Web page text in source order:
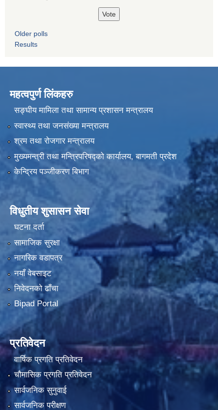
Older polls
Results
महत्वपुर्ण लिंकहरु
सङ्घीय मामिला तथा सामान्य प्रशासन मन्त्रालय
स्वास्थ्य तथा जनसंख्या मन्त्रालय
श्रम तथा रोजगार मन्त्रालय
मुख्यमन्त्री तथा मन्त्रिपरिषद्को कार्यालय, बागमती प्रदेश
केन्द्रिय पञ्जीकरण बिभाग
विधुतीय शुसासन सेवा
घटना दर्ता
सामाजिक सुरक्षा
नागरिक वडापत्र
नयाँ वेबसाइट
निवेदनको ढाँचा
Bipad Portal
प्रतिवेदन
वार्षिक प्रगति प्रतिवेदन
चौमासिक प्रगति प्रतिवेदन
सार्वजनिक सुनुवाई
सार्वजनिक परीक्षण